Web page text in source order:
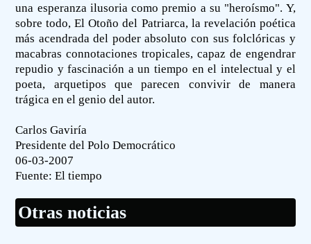
una esperanza ilusoria como premio a su "heroísmo". Y,
sobre todo, El Otoño del Patriarca, la revelación poética
más acendrada del poder absoluto con sus folclóricas y
macabras connotaciones tropicales, capaz de engendrar
repudio y fascinación a un tiempo en el intelectual y el
poeta, arquetipos que parecen convivir de manera
trágica en el genio del autor.
Carlos Gaviría
Presidente del Polo Democrático
06-03-2007
Fuente:El tiempo
Otras noticias